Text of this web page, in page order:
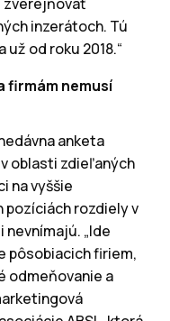
inzerátoch. Tú
od roku 2018.“
firmám nemusí
anketa
oblasti zdieľaných
na vyššie
pozíciách rozdiely v
„Ide
pôsobiacich firiem,
odmeňovanie a